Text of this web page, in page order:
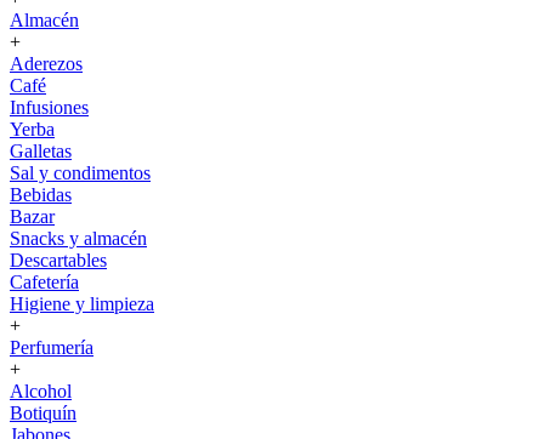
Almacén
+
Aderezos
Café
Infusiones
Yerba
Galletas
Sal y condimentos
Bebidas
Bazar
Snacks y almacén
Descartables
Cafetería
Higiene y limpieza
+
Perfumería
+
Alcohol
Botiquín
Jabones